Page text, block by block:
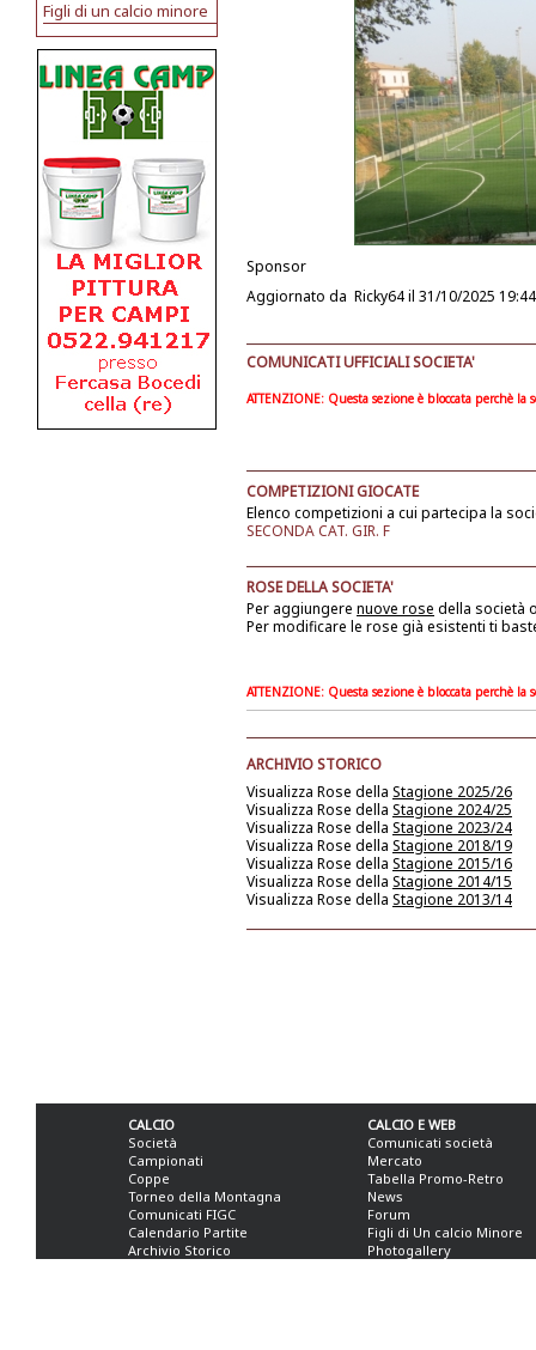
Figli di un calcio minore
Sponsor
Aggiornato da Ricky64il 31/10/2025 19:44
COMUNICATI UFFICIALI SOCIETA'
ATTENZIONE: Questa sezione è bloccata perchè
COMPETIZIONI GIOCATE
Elenco competizioni a cui partecipa la
SECONDA CAT. GIR. F
ROSE DELLA SOCIETA'
Per aggiungere nuove rose della società
Per modificare le rose già esistenti ti
ATTENZIONE: Questa sezione è bloccata perchè
ARCHIVIO STORICO
Visualizza Rose della Stagione 2025/26
Visualizza Rose della Stagione 2024/25
Visualizza Rose della Stagione 2023/24
Visualizza Rose della Stagione 2018/19
Visualizza Rose della Stagione 2015/16
Visualizza Rose della Stagione 2014/15
Visualizza Rose della Stagione 2013/14
CALCIO
Società
Campionati
Coppe
Torneo della Montagna
Comunicati FIGC
Calendario Partite
Archivio Storico
CALCIO E WEB
Comunicati società
Mercato
Tabella Promo-Retro
News
Forum
Figli di Un calcio Minore
Photogallery